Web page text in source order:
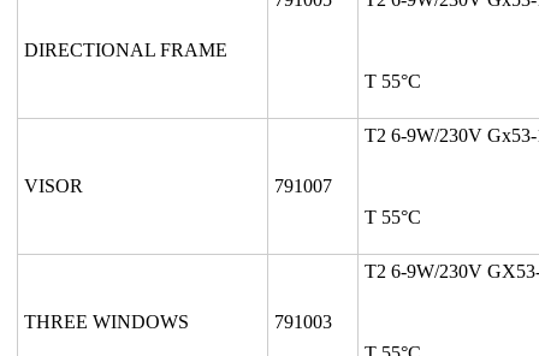
DIRECTIONAL FRAME
T 55°C
VISOR 791007
T2 6-9W/230V
T 55°C
THREE WINDOWS 791003
T2 6-9W/230V